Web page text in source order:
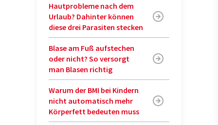
Hautprobleme nach dem
Urlaub? Dahinter können
diese drei Parasiten stecken
Blase am Fuß aufstechen
oder nicht? So versorgt
man Blasen richtig
Warum der BMI bei Kindern
nicht automatisch mehr
Körperfett bedeuten muss